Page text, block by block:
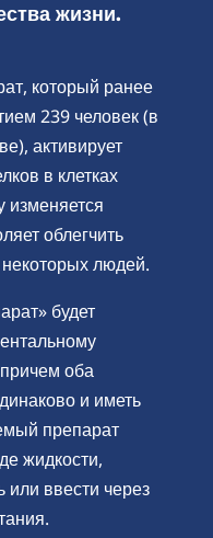
жизни.
который ранее
239 человек (в
активирует
в клетках
изменяется
облегчить
людей.
будет
оба
и иметь
препарат
жидкости,
или ввести через